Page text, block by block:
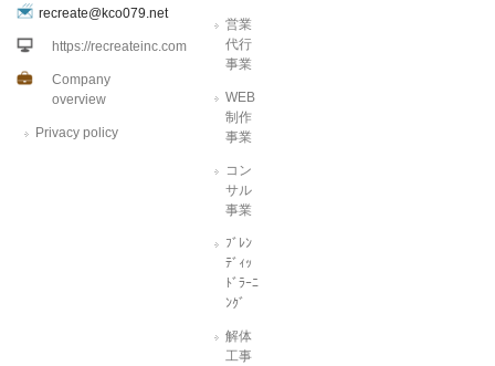
recreate@kco079.net
https://recreateinc.com
Company
overview
Privacy policy
営業
代行
事業
WEB
制作
事業
コン
サル
事業
ﾌﾞﾚﾝ
ﾃﾞｨｯ
ﾄﾞﾗｰﾆ
ﾝｸﾞ
解体
工事